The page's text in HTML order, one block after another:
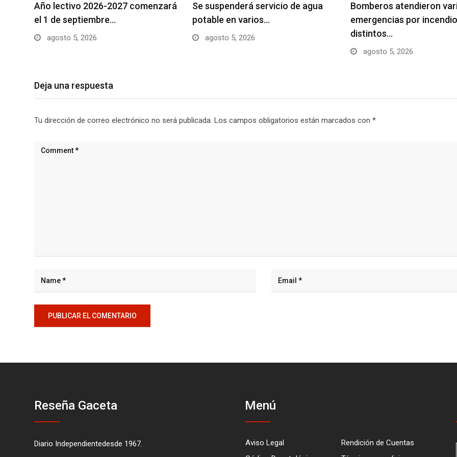
Año lectivo 2026-2027 comenzará
el 1 de septiembre…
agosto 5, 2026
Se suspenderá servicio de agua
potable en varios…
agosto 5, 2026
Bomberos atendieron
emergencias por
distintos…
agosto 5, 2026
Deja una respuesta
Tu dirección de correo electrónico no será publicada. Los campos obligatorios están marcados con *
Reseña Gaceta
Diario Independientedesde 1967.
Menú
Aviso Legal
Rendición de Cuentas